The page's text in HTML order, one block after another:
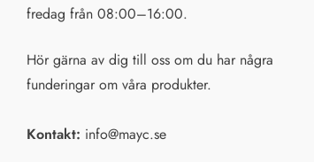
fredag från 08:00–16:00.
Hör gärna av dig till oss om du har några
funderingar om våra produkter.
Kontakt: info@mayc.se